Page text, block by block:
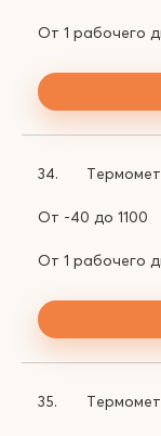
От 1 рабочего
34.
От -40 до 1100
От 1 рабочего
35.